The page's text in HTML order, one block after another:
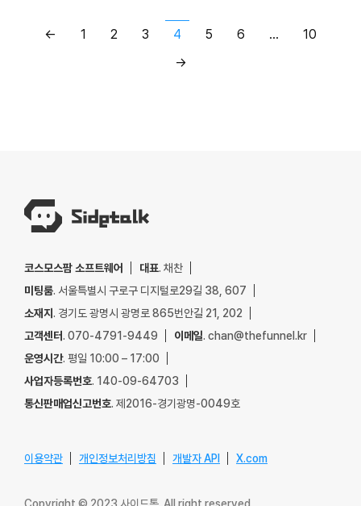
← 1 2 3 4 5 6 …
10
→
코스모스팜 소프트웨어 대표. 채찬
미팅룸. 서울특별시 구로구 디지털로29길 38, 607
소재지. 경기도 광명시 광명로 865번안길 21, 202
고객센터. 070-4791-9449 이메일. chan@thefunnel.kr
운영시간. 평일 10:00 – 17:00
사업자등록번호. 140-09-64703
통신판매업신고번호. 제2016-경기광명-0049호
이용약관 개인정보처리방침 개발자 API X.com